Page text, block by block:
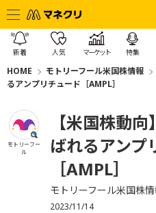
新着 人気 マーケット 特集
HOME モトリーフール米国株情報
るアンプリチュード［AMPL］
モトリーフー
ル
【米国株動
ばれるアンプ
［AMPL］
モトリーフール米国株
2023/11/14